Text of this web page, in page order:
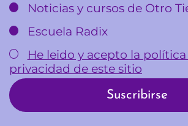
Noticias y cursos de Otro
Escuela Radix
He leido y acepto la
privacidad de este sitio